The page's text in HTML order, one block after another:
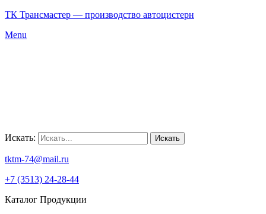
ТК Трансмастер — производство автоцистерн
Menu
Искать: Искать
tktm-74@mail.ru
+7 (3513) 24-28-44
Каталог Продукции